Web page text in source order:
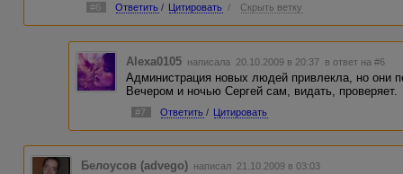
#6 Ответить / Цитировать / Скрыть ветку
Alexa0105 написала 20.10.2009 в 20:37 в ответ на #6
Администрация новых людей привлекла, но они
Вечером и ночью Сергей сам, видать, проверяет.
#7 Ответить / Цитировать
Белоусов (advego) написал 21.10.2009 в 03:03